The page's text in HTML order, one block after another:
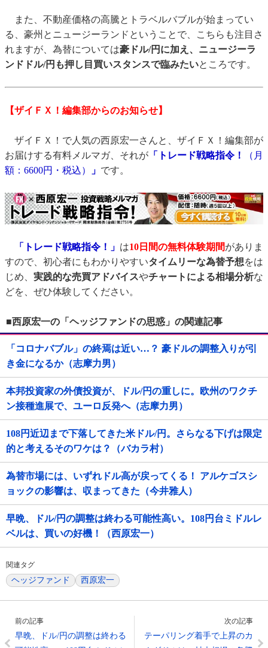
また、不動産価格の高騰とトラベルバブルが始まってい
る、豪州とニュージーランドということで、こちらも注目さ
れますが、為替については豪ドル/円に加え、ニュージーラ
ンドドル/円も押し目買いスタンスで臨みたいところです。
【ザイＦＸ！編集部からのお知らせ】
ザイＦＸ！で人気の西原宏一さんと、ザイＦＸ！編集部が
お届けする有料メルマガ、それが 「トレード戦略指令！
（月
額：6600円・税込）
」 です。
「トレード戦略指令！」 は10日間の無料体験期間がありま
すので、初心者にもわかりやすいタイムリーな為替予想をは
じめ、 実践的な売買アドバイスやチャートによる相場分析な
どを、ぜひ体験してください。
■西原宏一の「ヘッジファンドの思惑」の関連記事
「コロナバブル」の終焉は近い…？ 豪ドルの調整入りが引
き金になるか（志摩力男）
本邦投資家の外債投資が、ドル/円の重しに。欧州のワクチ
ン接種進展で、ユーロ反発へ（志摩力男）
108円近辺まで下落してきた米ドル/円。さらなる下げは限定
的と考えるそのワケは？（バカラ村）
為替市場には、いずれドル高が戻ってくる！ アルケゴスシ
ョックの影響は、収まってきた（今井雅人）
早晩、ドル/円の調整は終わる可能性高い。108円台ミドルレ
ベルは、買いの好機！（西原宏一）
関連タグ
ヘッジファンド 西原宏一
前の記事
早晩、ドル/円の調整は終わる
次の記事
テーパリング着手で上昇のカ